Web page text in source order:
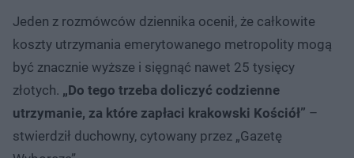
Jeden z rozmówców dziennika ocenił, że całkowite
koszty utrzymania emerytowanego metropolity mogą
być znacznie wyższe i sięgnąć nawet 25 tysięcy
złotych. „Do tego trzeba doliczyć codzienne
utrzymanie, za które zapłaci krakowski Kościół” –
stwierdził duchowny, cytowany przez „Gazetę